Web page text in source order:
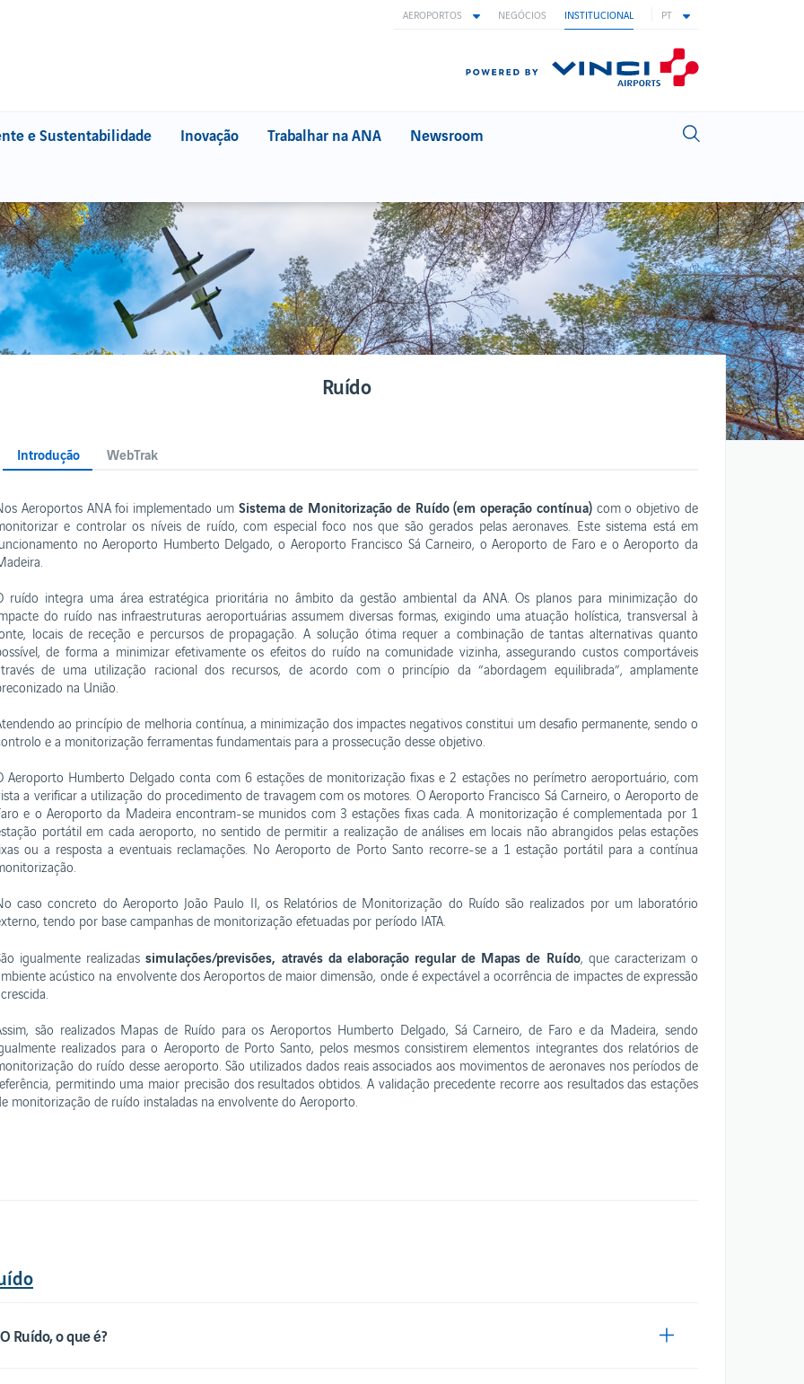
AEROPORTOS NEGÓCIOS INSTITUCIONAL PT
e Sustentabilidade Inovação Trabalhar na ANA
Newsroom
Ruído
Introdução WebTrak
Aeroportos ANA foi implementado um Sistema de Monitorização de Ruído (em operação contínua)com o objetivo de
e controlar os níveis de ruído, com especial foco nos que são gerados pelas aeronaves. Este sistema está em
no Aeroporto Humberto Delgado, o Aeroporto Francisco Sá Carneiro, o Aeroporto de Faro e o Aeroporto da
ruído integra uma área estratégica prioritária no âmbito da gestão ambiental da ANA. Os planos para minimização do
do ruído nas infraestruturas aeroportuárias assumem diversas formas, exigindo uma atuação holística, transversal à
locais de receção e percursos de propagação. A solução ótima requer a combinação de tantas alternativas quanto
de forma a minimizar efetivamente os efeitos do ruído na comunidade vizinha, assegurando custos comportáveis
de uma utilização racional dos recursos, de acordo com o princípio da “abordagem equilibrada”, amplamente
na União.
ao princípio de melhoria contínua, a minimização dos impactes negativos constitui um desafio permanente, sendo o
e a monitorização ferramentas fundamentais para a prossecução desse objetivo.
Aeroporto Humberto Delgado conta com 6 estações de monitorização fixas e 2 estações no perímetro aeroportuário, com
a verificar a utilização do procedimento de travagem com os motores. O Aeroporto Francisco Sá Carneiro, o Aeroporto de
e o Aeroporto da Madeira encontram-se munidos com 3 estações fixas cada. A monitorização é complementada por 1
portátil em cada aeroporto, no sentido de permitir a realização de análises em locais não abrangidos pelas estações
ou a resposta a eventuais reclamações. No Aeroporto de Porto Santo recorre-se a 1 estação portátil para a contínua
caso concreto do Aeroporto João Paulo II, os Relatórios de Monitorização do Ruído são realizados por um laboratório
tendo por base campanhas de monitorização efetuadas por período IATA.
igualmente realizadassimulações/previsões, através da elaboração regular de Mapas de Ruído, que caracterizam o
acústico na envolvente dos Aeroportos de maior dimensão, onde é expectável a ocorrência de impactes de expressão
são realizados Mapas de Ruído para os Aeroportos Humberto Delgado, Sá Carneiro, de Faro e da Madeira, sendo
realizados para o Aeroporto de Porto Santo, pelos mesmos consistirem elementos integrantes dos relatórios de
do ruído desse aeroporto. São utilizados dados reais associados aos movimentos de aeronaves nos períodos de
permitindo uma maior precisão dos resultados obtidos. A validação precedente recorre aos resultados das estações
monitorização de ruído instaladas na envolvente do Aeroporto.
Ruído, o que é?
a Cidadania
SUSTENTABILIDADE
Ambiente na ANA
Os nossos aeroportos
Os nossos compromissos
A nossa gestão ambiental
Projeto Life Moonset
WebTrak
Reservas da Biosfera de Portugal
Inovação na ANA
Áreas de Inovação
Biometria
Ideias com asas
Inovação aberta
e contas
na Plataforma
Negócios
Institucional
Política de privacidade
Termos e condições
Livro de Reclamações
Política de cookies